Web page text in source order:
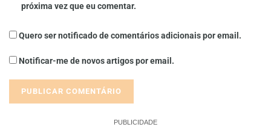
próxima vez que eu comentar.
Quero ser notificado de comentários adicionais por email.
Notificar-me de novos artigos por email.
PUBLICIDADE